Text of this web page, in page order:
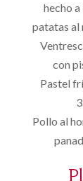
hecho
patatas al
con
Pastel
Pollo al